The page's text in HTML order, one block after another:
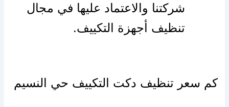
شركتنا والاعتماد عليها في مجال
تنظيف أجهزة التكييف.
كم سعر تنظيف دكت التكييف حي النسيم